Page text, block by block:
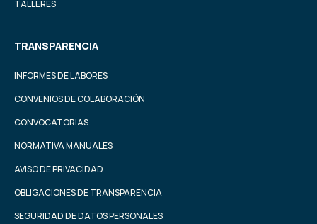
TALLERES
TRANSPARENCIA
INFORMES DE LABORES
CONVENIOS DE COLABORACIÓN
CONVOCATORIAS
NORMATIVA MANUALES
AVISO DE PRIVACIDAD
OBLIGACIONES DE TRANSPARENCIA
SEGURIDAD DE DATOS PERSONALES